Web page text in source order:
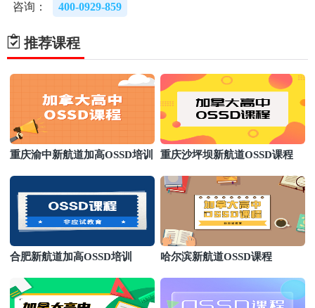
咨询：
400-0929-859
推荐课程
重庆渝中新航道加高OSSD培训 重庆沙坪坝新航道OSSD课程
合肥新航道加高OSSD培训 哈尔滨新航道OSSD课程